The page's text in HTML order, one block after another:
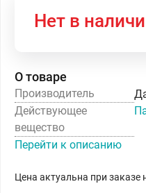
Нет в
О товаре
Производитель
Действующее
вещество
Перейти к описанию
Цена актуальна при заказе